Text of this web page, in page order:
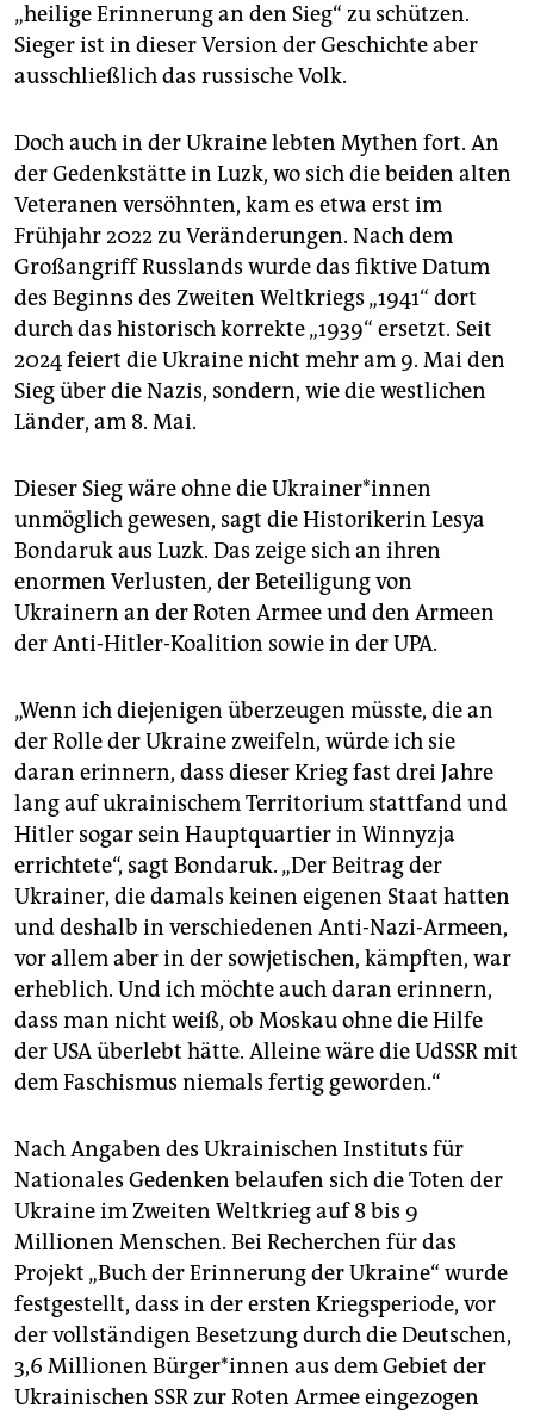
„heilige Erinnerung an den Sieg“ zu schützen.
Sieger ist in dieser Version der Geschichte aber
ausschließlich das russische Volk.
Doch auch in der Ukraine lebten Mythen fort. An
der Gedenkstätte in Luzk, wo sich die beiden alten
Veteranen versöhnten, kam es etwa erst im
Frühjahr 2022 zu Veränderungen. Nach dem
Großangriff Russlands wurde das fiktive Datum
des Beginns des Zweiten Weltkriegs „1941“ dort
durch das historisch korrekte „1939“ ersetzt. Seit
2024 feiert die Ukraine nicht mehr am 9. Mai den
Sieg über die Nazis, sondern, wie die westlichen
Länder, am 8. Mai.
Dieser Sieg wäre ohne die Ukrai­ne­r*in­nen
unmöglich gewesen, sagt die Historikerin Lesya
Bondaruk aus Luzk. Das zeige sich an ihren
enormen Verlusten, der Beteiligung von
Ukrainern an der Roten Armee und den Armeen
der Anti-Hitler-Koalition sowie in der UPA.
„Wenn ich diejenigen überzeugen müsste, die an
der Rolle der Ukraine zweifeln, würde ich sie
daran erinnern, dass dieser Krieg fast drei Jahre
lang auf ukrainischem Territorium stattfand und
Hitler sogar sein Hauptquartier in Winnyzja
errichtete“, sagt Bondaruk. „Der Beitrag der
Ukrainer, die damals keinen eigenen Staat hatten
und deshalb in verschiedenen Anti-Nazi-Armeen,
vor allem aber in der sowjetischen, kämpften, war
erheblich. Und ich möchte auch daran erinnern,
dass man nicht weiß, ob Moskau ohne die Hilfe
der USA überlebt hätte. Alleine wäre die UdSSR mit
dem Faschismus niemals fertig geworden.“
Nach Angaben des Ukrainischen Instituts für
Nationales Gedenken belaufen sich die Toten der
Ukraine im Zweiten Weltkrieg auf 8 bis 9
Millionen Menschen. Bei Recherchen für das
Projekt „Buch der Erinnerung der Ukraine“ wurde
festgestellt, dass in der ersten Kriegsperiode, vor
der vollständigen Besetzung durch die Deutschen,
3,6 Millionen Bür­ge­r*in­nen aus dem Gebiet der
Ukrai­nischen SSR zur Roten Armee eingezogen